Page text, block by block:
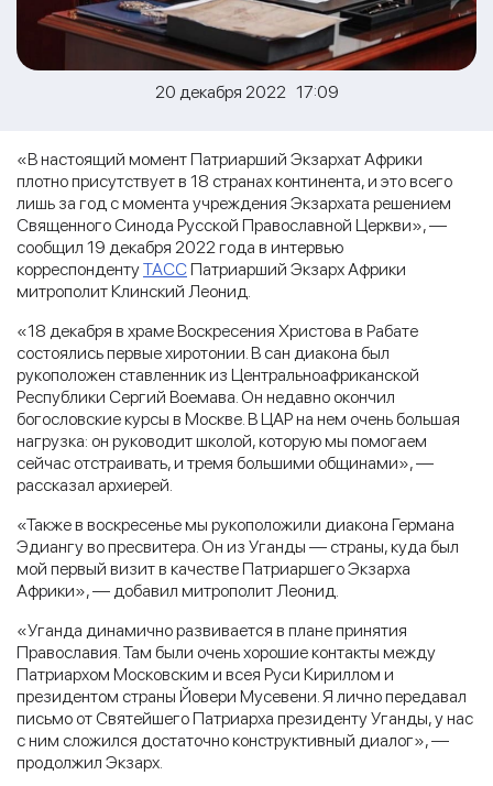
20 декабря 2022 17:09
«В настоящий момент Патриарший Экзархат Африки
плотно присутствует в 18 странах континента, и это всего
лишь за год с момента учреждения Экзархата решением
Священного Синода Русской Православной Церкви», —
сообщил 19 декабря 2022 года в интервью
корреспондентуТАССПатриарший Экзарх Африки
митрополит Клинский Леонид.
«18 декабря в храме Воскресения Христова в Рабате
состоялись первые хиротонии. В сан диакона был
рукоположен ставленник из Центральноафриканской
Республики Сергий Воемава. Он недавно окончил
богословские курсы в Москве. В ЦАР на нем очень большая
нагрузка: он руководит школой, которую мы помогаем
сейчас отстраивать, и тремя большими общинами», —
рассказал архиерей.
«Также в воскресенье мы рукоположили диакона Германа
Эдиангу во пресвитера. Он из Уганды — страны, куда был
мой первый визит в качестве Патриаршего Экзарха
Африки», — добавил митрополит Леонид.
«Уганда динамично развивается в плане принятия
Православия. Там были очень хорошие контакты между
Патриархом Московским и всея Руси Кириллом и
президентом страны Йовери Мусевени. Я лично передавал
письмо от Святейшего Патриарха президенту Уганды, у нас
с ним сложился достаточно конструктивный диалог», —
продолжил Экзарх.